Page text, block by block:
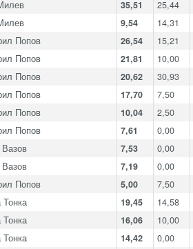
35,51 25,44
9,54 14,31
Попов 26,54 15,21
Попов 21,81 10,00
Попов 20,62 30,93
Попов 17,70 7,50
Попов 10,04 2,50
Попов 7,61 0,00
7,53 0,00
7,19 0,00
Попов 5,00 7,50
19,45 14,58
16,06 10,00
14,42 0,00